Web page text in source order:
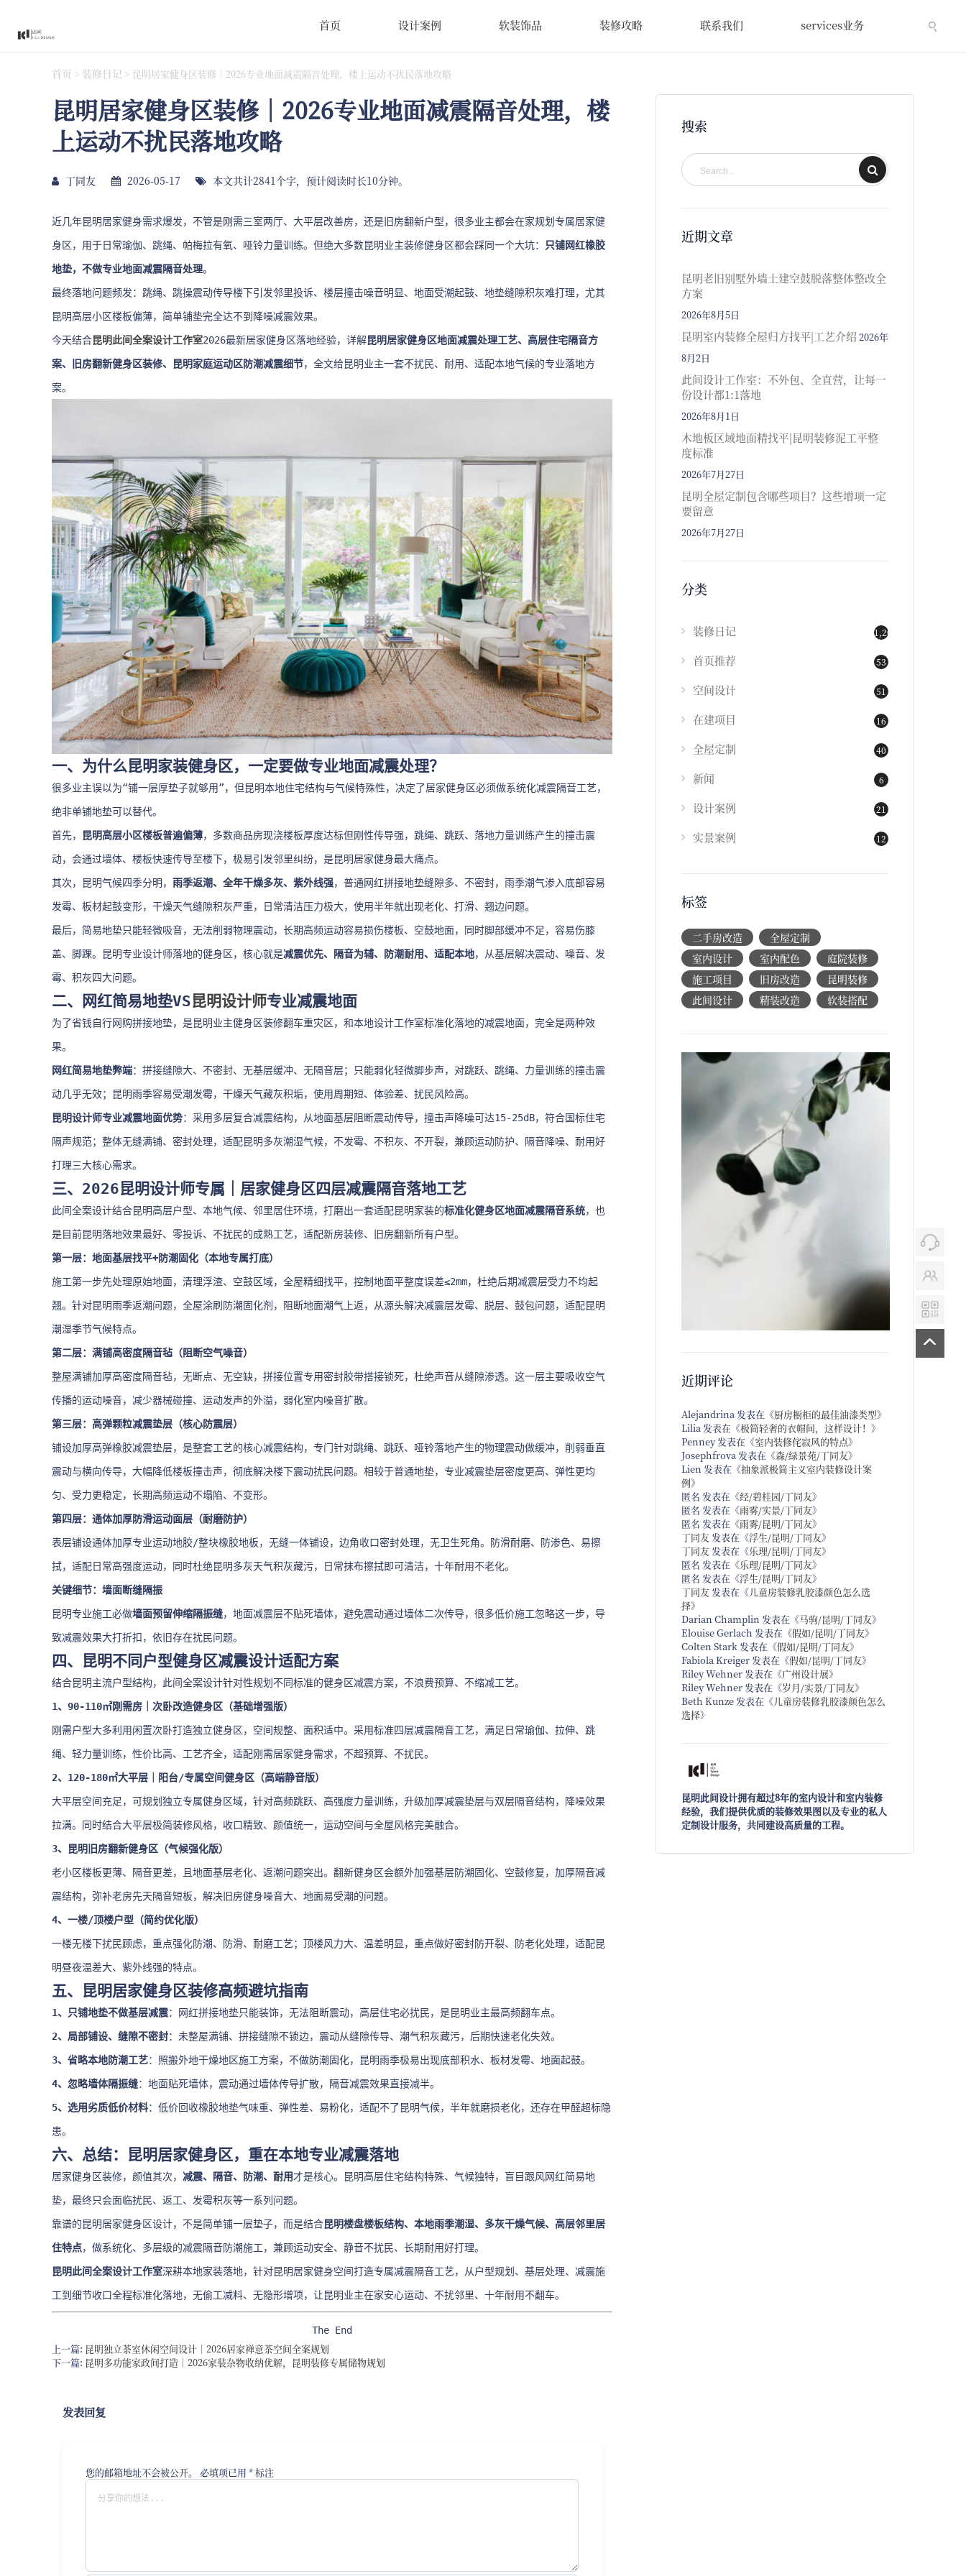
首页 设计案例 软装饰品 装修攻略 联系我们 services业务
首页 > 装修日记 > 昆明居家健身区装修｜2026专业地面减震隔音处理，楼上运动不扰民落地攻略
昆明居家健身区装修｜2026专业地面减震隔音处理，楼
上运动不扰民落地攻略
丁同友 2026-05-17 本文共计2841个字，预计阅读时长10分钟。
近几年昆明居家健身需求爆发，不管是刚需三室两厅、大平层改善房，还是旧房翻新户型，很多业主都会在家规划专属居家健
身区，用于日常瑜伽、跳绳、帕梅拉有氧、哑铃力量训练。但绝大多数昆明业主装修健身区都会踩同一个大坑： 只铺网红橡胶
地垫，不做专业地面减震隔音处理。
最终落地问题频发：跳绳、跳操震动传导楼下引发邻里投诉、楼层撞击噪音明显、地面受潮起鼓、地垫缝隙积灰难打理，尤其
昆明高层小区楼板偏薄，简单铺垫完全达不到降噪减震效果。
今天结合昆明此间全案设计工作室2026最新居家健身区落地经验，详解昆明居家健身区地面减震处理工艺、高层住宅隔音方
案、旧房翻新健身区装修、昆明家庭运动区防潮减震细节，全文给昆明业主一套不扰民、耐用、适配本地气候的专业落地方
案。
一、为什么昆明家装健身区，一定要做专业地面减震处理？
很多业主误以为“铺一层厚垫子就够用”，但昆明本地住宅结构与气候特殊性，决定了居家健身区必须做系统化减震隔音工艺，
绝非单铺地垫可以替代。
首先， 昆明高层小区楼板普遍偏薄，多数商品房现浇楼板厚度达标但刚性传导强，跳绳、跳跃、落地力量训练产生的撞击震
动，会通过墙体、楼板快速传导至楼下，极易引发邻里纠纷，是昆明居家健身最大痛点。
其次，昆明气候四季分明， 雨季返潮、全年干燥多灰、紫外线强，普通网红拼接地垫缝隙多、不密封，雨季潮气渗入底部容易
发霉、板材起鼓变形，干燥天气缝隙积灰严重，日常清洁压力极大，使用半年就出现老化、打滑、翘边问题。
最后，简易地垫只能轻微吸音，无法削弱物理震动，长期高频运动容易损伤楼板、空鼓地面，同时脚部缓冲不足，容易伤膝
盖、脚踝。昆明专业设计师落地的健身区，核心就是减震优先、隔音为辅、防潮耐用、适配本地，从基层解决震动、噪音、发
霉、积灰四大问题。
二、网红简易地垫VS昆明设计师专业减震地面
为了省钱自行网购拼接地垫，是昆明业主健身区装修翻车重灾区，和本地设计工作室标准化落地的减震地面，完全是两种效
果。
网红简易地垫弊端：拼接缝隙大、不密封、无基层缓冲、无隔音层；只能弱化轻微脚步声，对跳跃、跳绳、力量训练的撞击震
动几乎无效；昆明雨季容易受潮发霉，干燥天气藏灰积垢，使用周期短、体验差、扰民风险高。
昆明设计师专业减震地面优势：采用多层复合减震结构，从地面基层阻断震动传导，撞击声降噪可达15-25dB，符合国标住宅
隔声规范；整体无缝满铺、密封处理，适配昆明多灰潮湿气候，不发霉、不积灰、不开裂，兼顾运动防护、隔音降噪、耐用好
打理三大核心需求。
三、2026昆明设计师专属｜居家健身区四层减震隔音落地工艺
此间全案设计结合昆明高层户型、本地气候、邻里居住环境，打磨出一套适配昆明家装的标准化健身区地面减震隔音系统，也
是目前昆明落地效果最好、零投诉、不扰民的成熟工艺，适配新房装修、旧房翻新所有户型。
第一层：地面基层找平+防潮固化（本地专属打底）
施工第一步先处理原始地面，清理浮渣、空鼓区域，全屋精细找平，控制地面平整度误差≤2mm，杜绝后期减震层受力不均起
翘。针对昆明雨季返潮问题，全屋涂刷防潮固化剂，阻断地面潮气上返，从源头解决减震层发霉、脱层、鼓包问题，适配昆明
潮湿季节气候特点。
第二层：满铺高密度隔音毡（阻断空气噪音）
整屋满铺加厚高密度隔音毡，无断点、无空缺，拼接位置专用密封胶带搭接锁死，杜绝声音从缝隙渗透。这一层主要吸收空气
传播的运动噪音，减少器械碰撞、运动发声的外溢，弱化室内噪音扩散。
第三层：高弹颗粒减震垫层（核心防震层）
铺设加厚高弹橡胶减震垫层，是整套工艺的核心减震结构，专门针对跳绳、跳跃、哑铃落地产生的物理震动做缓冲，削弱垂直
震动与横向传导，大幅降低楼板撞击声，彻底解决楼下震动扰民问题。相较于普通地垫，专业减震垫层密度更高、弹性更均
匀、受力更稳定，长期高频运动不塌陷、不变形。
第四层：通体加厚防滑运动面层（耐磨防护）
表层铺设通体加厚专业运动地胶/整块橡胶地板，无缝一体铺设，边角收口密封处理，无卫生死角。防滑耐磨、防渗色、易擦
拭，适配日常高强度运动，同时杜绝昆明多灰天气积灰藏污，日常抹布擦拭即可清洁，十年耐用不老化。
关键细节：墙面断缝隔振
昆明专业施工必做墙面预留伸缩隔振缝，地面减震层不贴死墙体，避免震动通过墙体二次传导，很多低价施工忽略这一步，导
致减震效果大打折扣，依旧存在扰民问题。
四、昆明不同户型健身区减震设计适配方案
结合昆明主流户型结构，此间全案设计针对性规划不同标准的健身区减震方案，不浪费预算、不缩减工艺。
1、90-110㎡刚需房｜次卧改造健身区（基础增强版）
刚需户型大多利用闲置次卧打造独立健身区，空间规整、面积适中。采用标准四层减震隔音工艺，满足日常瑜伽、拉伸、跳
绳、轻力量训练，性价比高、工艺齐全，适配刚需居家健身需求，不超预算、不扰民。
2、120-180㎡大平层｜阳台/专属空间健身区（高端静音版）
大平层空间充足，可规划独立专属健身区域，针对高频跳跃、高强度力量训练，升级加厚减震垫层与双层隔音结构，降噪效果
拉满。同时结合大平层极简装修风格，收口精致、颜值统一，运动空间与全屋风格完美融合。
3、昆明旧房翻新健身区（气候强化版）
老小区楼板更薄、隔音更差，且地面基层老化、返潮问题突出。翻新健身区会额外加强基层防潮固化、空鼓修复，加厚隔音减
震结构，弥补老房先天隔音短板，解决旧房健身噪音大、地面易受潮的问题。
4、一楼/顶楼户型（简约优化版）
一楼无楼下扰民顾虑，重点强化防潮、防滑、耐磨工艺；顶楼风力大、温差明显，重点做好密封防开裂、防老化处理，适配昆
明昼夜温差大、紫外线强的特点。
五、昆明居家健身区装修高频避坑指南
1、只铺地垫不做基层减震：网红拼接地垫只能装饰，无法阻断震动，高层住宅必扰民，是昆明业主最高频翻车点。
2、局部铺设、缝隙不密封：未整屋满铺、拼接缝隙不锁边，震动从缝隙传导、潮气积灰藏污，后期快速老化失效。
3、省略本地防潮工艺：照搬外地干燥地区施工方案，不做防潮固化，昆明雨季极易出现底部积水、板材发霉、地面起鼓。
4、忽略墙体隔振缝：地面贴死墙体，震动通过墙体传导扩散，隔音减震效果直接减半。
5、选用劣质低价材料：低价回收橡胶地垫气味重、弹性差、易粉化，适配不了昆明气候，半年就磨损老化，还存在甲醛超标隐
患。
六、总结：昆明居家健身区，重在本地专业减震落地
居家健身区装修，颜值其次， 减震、隔音、防潮、耐用才是核心。昆明高层住宅结构特殊、气候独特，盲目跟风网红简易地
垫，最终只会面临扰民、返工、发霉积灰等一系列问题。
靠谱的昆明居家健身区设计，不是简单铺一层垫子，而是结合昆明楼盘楼板结构、本地雨季潮湿、多灰干燥气候、高层邻里居
住特点，做系统化、多层级的减震隔音防潮施工，兼顾运动安全、静音不扰民、长期耐用好打理。
昆明此间全案设计工作室深耕本地家装落地，针对昆明居家健身空间打造专属减震隔音工艺，从户型规划、基层处理、减震施
工到细节收口全程标准化落地，无偷工减料、无隐形增项，让昆明业主在家安心运动、不扰邻里、十年耐用不翻车。
The End
上一篇: 昆明独立茶室休闲空间设计｜2026居家禅意茶空间全案规划
下一篇: 昆明多功能家政间打造｜2026家装杂物收纳优解，昆明装修专属储物规划
发表回复
您的邮箱地址不会被公开。 必填项已用 *标注
搜索
近期文章
昆明老旧别墅外墙土建空鼓脱落整体整改全
方案
2026年8月5日
昆明室内装修全屋归方找平|工艺介绍 2026年
8月2日
此间设计工作室：不外包、全直营，让每一
份设计都1:1落地
2026年8月1日
木地板区域地面精找平|昆明装修泥工平整
度标准
2026年7月27日
昆明全屋定制包含哪些项目？这些增项一定
要留意
2026年7月27日
分类
装修日记 1,202
首页推荐 53
空间设计 51
在建项目 16
全屋定制 40
新闻 6
设计案例 21
实景案例 12
标签
二手房改造
全屋定制
室内设计
室内配色
庭院装修
施工项目
旧房改造
昆明装修
此间设计
精装改造 软装搭配
近期评论
Alejandrina 发表在《厨房橱柜的最佳油漆类型》
Lilia 发表在《极简轻奢的衣帽间，这样设计！ 》
Penney发表在《室内装修侘寂风的特点》
Josephfrova 发表在《森/绿景苑/丁同友》
Lien 发表在《抽象派极简主义室内装修设计案
例》
匿名 发表在《经/碧桂园/丁同友》
匿名 发表在《雨雾/实景/丁同友》
匿名 发表在《雨雾/昆明/丁同友》
丁同友 发表在《浮生/昆明/丁同友》
丁同友 发表在《乐理/昆明/丁同友》
匿名 发表在《乐理/昆明/丁同友》
匿名 发表在《浮生/昆明/丁同友》
丁同友 发表在《儿童房装修乳胶漆颜色怎么选
择》
Darian Champlin 发表在《马驹/昆明/丁同友》
Elouise Gerlach 发表在《假如/昆明/丁同友》
Colten Stark 发表在《假如/昆明/丁同友》
Fabiola Kreiger 发表在《假如/昆明/丁同友》
Riley Wehner 发表在《广州设计展》
Riley Wehner 发表在《岁月/实景/丁同友》
Beth Kunze 发表在《儿童房装修乳胶漆颜色怎么
选择》
昆明此间设计拥有超过8年的室内设计和室内装修
经验，我们提供优质的装修效果图以及专业的私人
定制设计服务，共同建设高质量的工程。